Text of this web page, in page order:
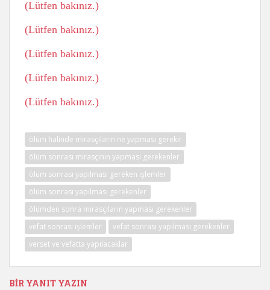
(Lütfen bakınız.)
(Lütfen bakınız.)
(Lütfen bakınız.)
(Lütfen bakınız.)
(Lütfen bakınız.)
ölüm halinde mirasçıların ne yapması gerekir
ölüm sonrası mirasçının yapması gerekenler
ölüm sonrası yapılması gereken işlemler
ölüm sonrası yapılması gerekenler
ölümden sonra mirasçıların yapması gerekenler
vefat sonrası işlemler
vefat sonrası yapılması gerekenler
verset ve vefatta yapılacaklar
BIR YANIT YAZIN